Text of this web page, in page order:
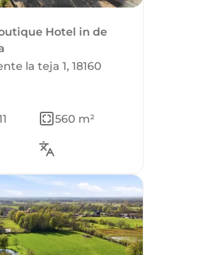
Hotel in de
la teja 1, 18160
560 m²